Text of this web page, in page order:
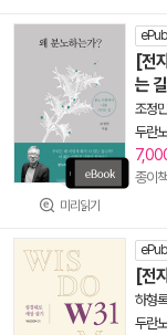
미리읽기
ePub
[전
는 길
조정민
두란노
종이
ePub
[전
하형록
두란노